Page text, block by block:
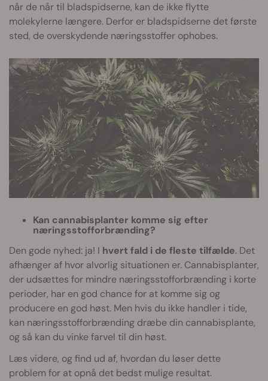
når de når til bladspidserne, kan de ikke flytte
molekylerne længere. Derfor er bladspidserne det første
sted, de overskydende næringsstoffer ophobes.
Kan cannabisplanter komme sig efter
næringsstofforbrænding?
Den gode nyhed: ja! I hvert fald i de fleste tilfælde. Det
afhænger af hvor alvorlig situationen er. Cannabisplanter,
der udsættes for mindre næringsstofforbrænding i korte
perioder, har en god chance for at komme sig og
producere en god høst. Men hvis du ikke handler i tide,
kan næringsstofforbrænding dræbe din cannabisplante,
og så kan du vinke farvel til din høst.
Læs videre, og find ud af, hvordan du løser dette
problem for at opnå det bedst mulige resultat.